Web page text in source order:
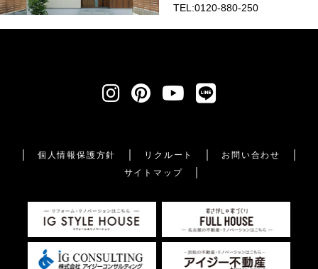
TEL:0120-880-250
個人情報保護方針 リクルート
お問い合わせ
サイトマップ